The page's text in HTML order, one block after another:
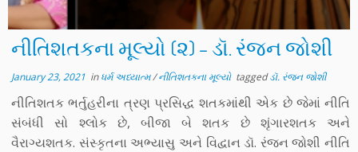
નીતિશતકના મૂલ્યો (૨) – ડૉ. રંજન જોશી
January 23, 2021 inધર્મ અધ્યાત્મ/નીતિશતકના મૂલ્યો taggedડૉ. રંજન જોશી
નીતિશતક ભર્તુહરીના ત્રણ પ્રસિદ્ધ શતકમાંથી એક છે જેમાં નીતિ
સંબંધી સો શ્લોક છે, બીજા બે શતક છે શૃંગારશતક અને
વૈરાગ્યશતક. સંસ્કૃતના અભ્યાસુ અને વિદ્વાન ડૉ. રંજન જોશી નીતિ